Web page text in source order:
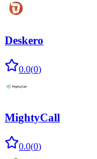
Deskero
0.0(0)
MightyCall
0.0(0)